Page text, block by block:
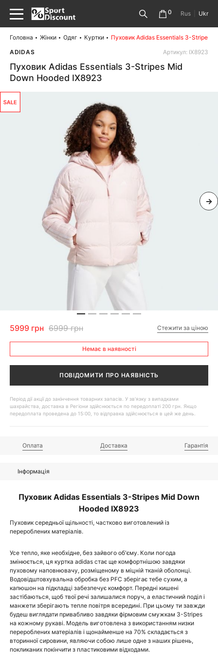
0 Rus Ukr
Головна Жінки Одяг Куртки
Пуховик Adidas Essentials 3-Stripes
ADIDAS
Артикул: IX8923
Пуховик Adidas Essentials 3-Stripes Mid
Down Hooded IX8923
5999 грн 6999 грн Стежити за ціною
Немає в наявності
ПОВІДОМИТИ ПРО НАЯВНІСТЬ
Період дії акції до закінчення товарних запасів. У зв'язку з випадками
шахрайства, доставка в Регіони здійснюється по передоплаті 200 грн. Якщо
передоплата проведена до 15:00, то відправка здійснюється в цей же день.
Оплата Доставка Гарантія
Інформація
Пуховик Adidas Essentials 3-Stripes Mid Down
Hooded IX8923
Пуховик середньої щільності, частково виготовлений із
перероблених матеріалів.
Усе тепло, яке необхідне, без зайвого об'єму. Коли погода
змінюється, ця куртка adidas стає ще комфортнішою завдяки
пуховому наповнювачу, розміщеному в міцній тканій оболонці.
Водовідштовхувальна обробка без PFC зберігає тебе сухим, а
капюшон на підкладці забезпечує комфорт. Передні кишені
застібаються, щоб твої речі залишалися поруч, а еластичний поділ і
манжети зберігають тепле повітря всередині. При цьому ти завжди
будеш виглядати привабливо завдяки фірмовим смужкам 3-Stripes
на кожному рукаві. Модель виготовлена з використанням низки
перероблених матеріалів і щонайменше на 70% складається з
вторинної сировини, являючи собою лише одне з наших рішень,
покликаних покінчити з пластиковими відходами.